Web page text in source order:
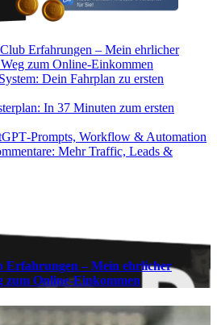
Erfahrungen – Mein ehrlicher
zum Online-Einkommen
Dein Fahrplan zu ersten
In 37 Minuten zum ersten
Workflow & Automation
Mehr Traffic, Leads &
Erfahrungen – Mein ehrlicher
zum Online-Einkommen